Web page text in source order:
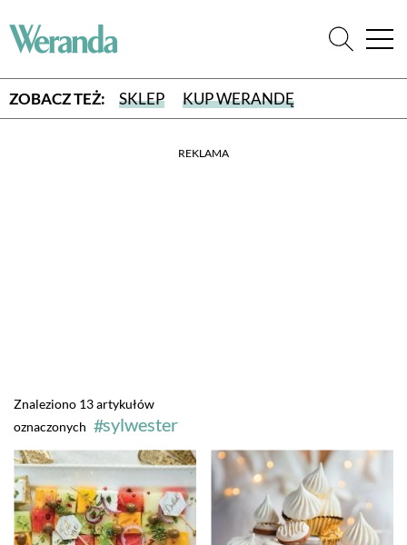
ZOBACZ TEŻ: SKLEP KUP WERANDĘ
REKLAMA
Znaleziono 13 artykułów
oznaczonych
sylwester